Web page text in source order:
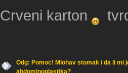
Crveni karton
Odg: Pomoc! Mlohav stomak i da li mi
abdominoplastika?